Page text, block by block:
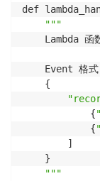
def
"""
Lambda 函
Event 格式
    {
            {
            {
        ]
    }
"""